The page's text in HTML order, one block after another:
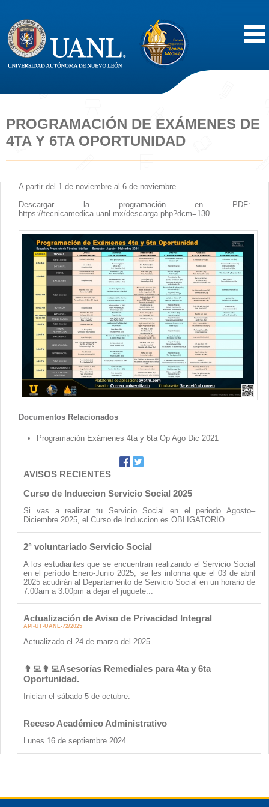
Acerca de
Vida Estudiantil
Servicios
Difusión
Contacto
PROGRAMACIÓN DE EXÁMENES DE
4TA Y 6TA OPORTUNIDAD
A partir del 1 de noviembre al 6 de noviembre.
Descargar la programación en PDF:
https://tecnicamedica.uanl.mx/descarga.php?dcm=130
Documentos Relacionados
Programación Exámenes 4ta y 6ta Op Ago Dic 2021
AVISOS RECIENTES
Curso de Induccion Servicio Social 2025
Si vas a realizar tu Servicio Social en el periodo Agosto–
Diciembre 2025, el Curso de Induccion es OBLIGATORIO.
2° voluntariado Servicio Social
A los estudiantes que se encuentran realizando el Servicio Social
en el período Enero-Junio 2025, se les informa que el 03 de abril
2025 acudirán al Departamento de Servicio Social en un horario de
7:00am a 3:00pm a dejar el juguete...
Actualización de Aviso de Privacidad Integral
API-UT-UANL-72/2025
Actualizado el 24 de marzo del 2025.
👨‍💻👩‍💻Asesorías Remediales para 4ta y 6ta
Oportunidad.
Inician el sábado 5 de octubre.
Receso Académico Administrativo
Lunes 16 de septiembre 2024.